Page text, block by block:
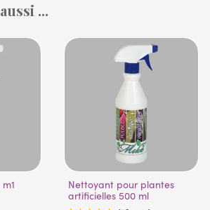
...
Nettoyant pour plantes
artificielles 500 ml